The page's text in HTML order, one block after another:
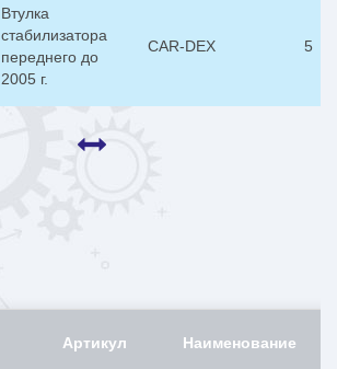
Втулка
стабилизатора
переднего до
2005 г.
CAR-DEX 5
Артикул Наименование